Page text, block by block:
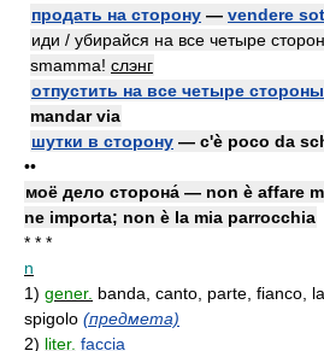
продать на сторону — vendere
иди / убирайся на все четыре
smamma! слэнг
отпустить на все четыре стороны
mandar via
шутки в сторону — c'è poco da
••
моё дело сторона́ — non è affare
ne importa; non è la mia parrocchia
* * *
n
1) gener. banda, canto, parte, fianco,
spigolo (предмета)
2) liter. faccia